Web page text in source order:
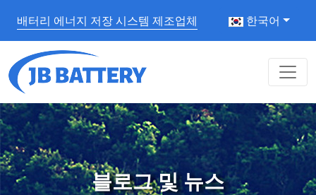
배터리 에너지 저장 시스템 제조업체 한국어
블로그 및 뉴스